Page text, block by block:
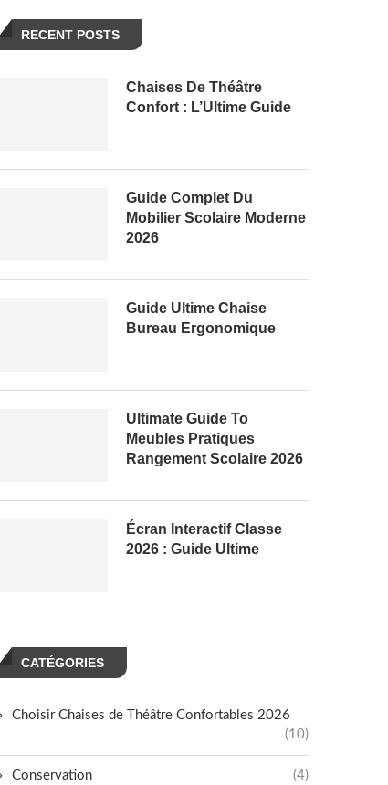
RECENT POSTS
Chaises De Théâtre
Confort : L’Ultime Guide
Guide Complet Du
Mobilier Scolaire Moderne
2026
Guide Ultime Chaise
Bureau Ergonomique
Ultimate Guide To
Meubles Pratiques
Rangement Scolaire 2026
Écran Interactif Classe
2026 : Guide Ultime
CATÉGORIES
Choisir Chaises de Théâtre Confortables 2026
(10)
Conservation (4)